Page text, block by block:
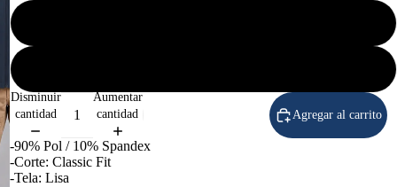
Disminuir
cantidad
Aumentar
cantidad
Agregar al carrito
-90% Pol / 10% Spandex
-Corte: Classic Fit
-Tela: Lisa